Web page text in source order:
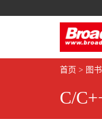
首页 > 图
C/